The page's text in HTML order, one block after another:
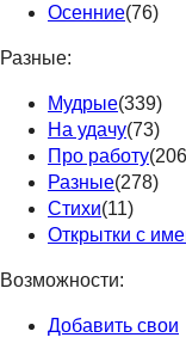
Осенние(76)
Разные:
Мудрые(339)
На удачу(73)
Про работу
Разные(278)
Стихи(11)
Открытки с
Возможности:
Добавить свои